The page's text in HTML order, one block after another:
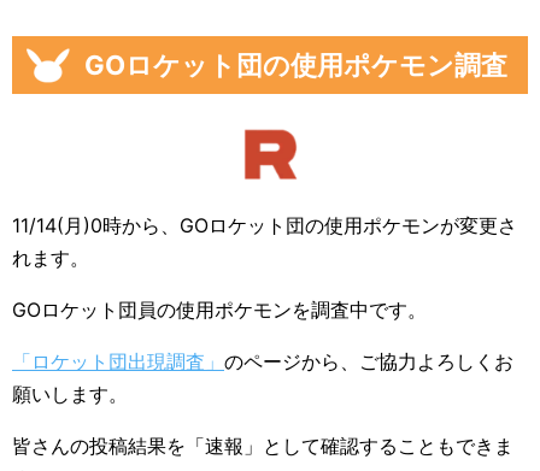
GOロケット団の使用ポケモン調査
11/14(月)0時から、GOロケット団の使用ポケモンが変更さ
れます。
GOロケット団員の使用ポケモンを調査中です。
「ロケット団出現調査」 のページから、ご協力よろしくお
願いします。
皆さんの投稿結果を「速報」として確認することもできま